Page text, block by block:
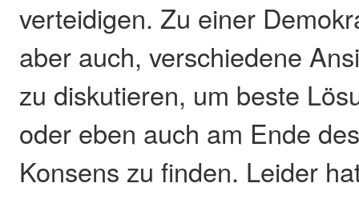
verteidigen. Zu einer
aber auch, verschiedene
zu diskutieren, um beste
oder eben auch am Ende
Konsens zu finden. Leider